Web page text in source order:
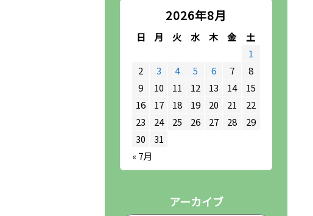
2026年8月
日 月 火 水 木 金
土
1
2
3 4 5 6 7
8
9
10 11 12 13 14
15
16
17 18 19 20 21
22
23
24 25 26 27 28
29
30
31
« 7月
アーカイブ